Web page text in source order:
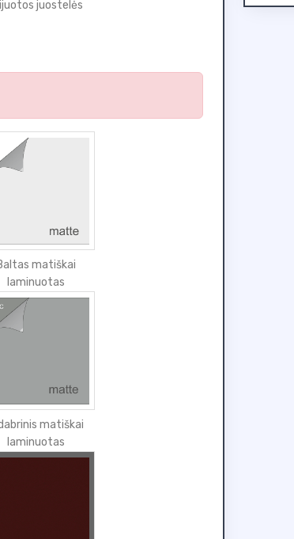
juostelės
matiškai
laminuotas
matiškai
laminuotas